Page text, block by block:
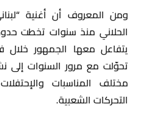
ومن المعروف أن أغنية
الحلاني منذ سنوات تخطت
يتفاعل معها الجمهور
تحوّلت مع مرور السنوات إلى
مختلف المناسبات
التحركات الشعبية.